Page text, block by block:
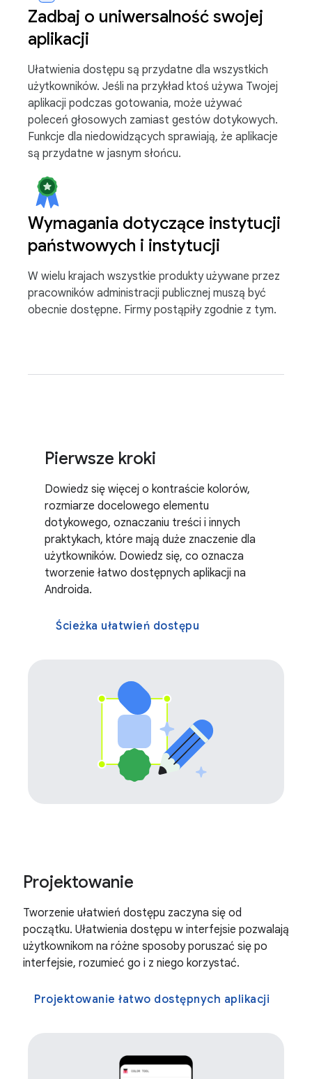
Zadbaj o uniwersalność swojej
aplikacji
Ułatwienia dostępu są przydatne dla wszystkich
użytkowników. Jeśli na przykład ktoś używa Twojej
aplikacji podczas gotowania, może używać
poleceń głosowych zamiast gestów dotykowych.
Funkcje dla niedowidzących sprawiają, że aplikacje
są przydatne w jasnym słońcu.
Wymagania dotyczące instytucji
państwowych i instytucji
W wielu krajach wszystkie produkty używane przez
pracowników administracji publicznej muszą być
obecnie dostępne. Firmy postąpiły zgodnie z tym.
Pierwsze kroki
Dowiedz się więcej o kontraście kolorów,
rozmiarze docelowego elementu
dotykowego, oznaczaniu treści i innych
praktykach, które mają duże znaczenie dla
użytkowników. Dowiedz się, co oznacza
tworzenie łatwo dostępnych aplikacji na
Androida.
Ścieżka ułatwień dostępu
Projektowanie
Tworzenie ułatwień dostępu zaczyna się od
początku. Ułatwienia dostępu w interfejsie pozwalają
użytkownikom na różne sposoby poruszać się po
interfejsie, rozumieć go i z niego korzystać.
Projektowanie łatwo dostępnych aplikacji